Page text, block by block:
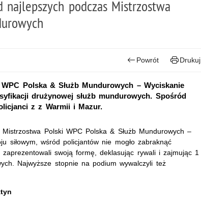
podczas Mistrzostwa
Powrót Drukuj
Polska & Służb Mundurowych – Wyciskanie
drużynowej służb mundurowych. Spośród
z z Warmii i Mazur.
Polski WPC Polska & Służb Mundurowych –
siłowym, wśród policjantów nie mogło zabraknąć
swoją formę, deklasując rywali i zajmując 1
Najwyższe stopnie na podium wywalczyli też